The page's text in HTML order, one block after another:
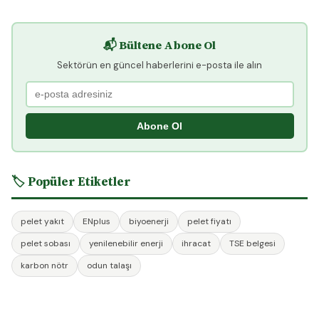
📬 Bültene Abone Ol
Sektörün en güncel haberlerini e-posta ile alın
Abone Ol
🏷️ Popüler Etiketler
pelet yakıt ENplus biyoenerji
pelet fiyatı
pelet sobası
yenilenebilir enerji ihracat
TSE belgesi
karbon nötr
odun talaşı